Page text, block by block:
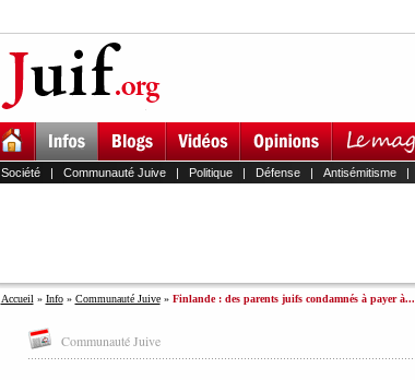
Société| Communauté Juive| Politique| Défense| Antisémitisme|
Accueil » Info» Communauté Juive» Finlande : des parents juifs condamnés à payer à...
Communauté Juive